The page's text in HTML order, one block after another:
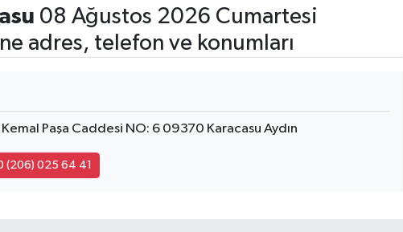
08 Ağustos 2026 Cumartesi
adres, telefon ve konumları
Paşa Caddesi NO: 6 09370 Karacasu Aydın
(206) 025 64 41